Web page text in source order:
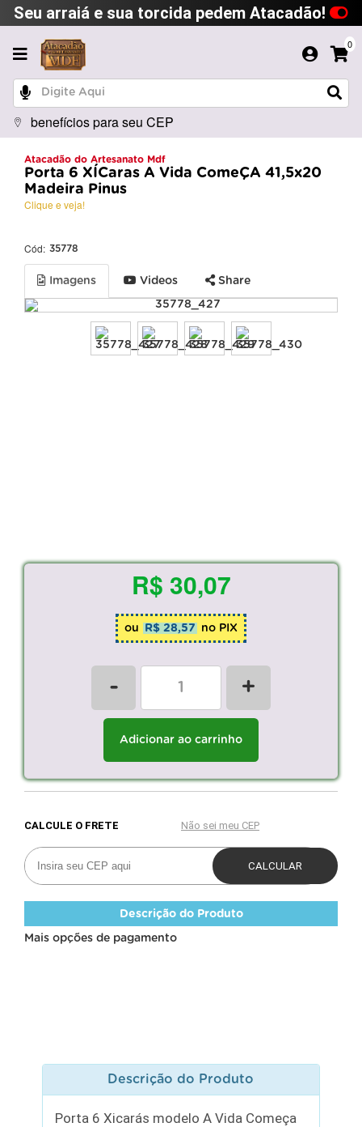
Seu arraiá e sua torcida pedem Atacadão!
0
benefícios para seu CEP
Atacadão do Artesanato Mdf
Porta 6 XÍCaras A Vida ComeÇA 41,5x20
Madeira Pinus
Clique e veja!
Cód: 35778
Imagens Videos Share
R$ 30,07
ou R$ 28,57 no PIX
- +
Adicionar ao carrinho
Descrição do Produto
Mais opções de pagamento
Descrição do Produto
Porta 6 Xicarás modelo A Vida Começa